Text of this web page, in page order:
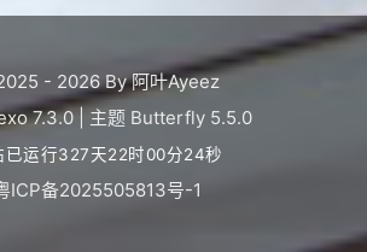
- 2026 By 阿叶Ayeez
7.3.0 主题 Butterfly 5.5.0
已运行327天22时00分25秒
ICP备2025505813号-1